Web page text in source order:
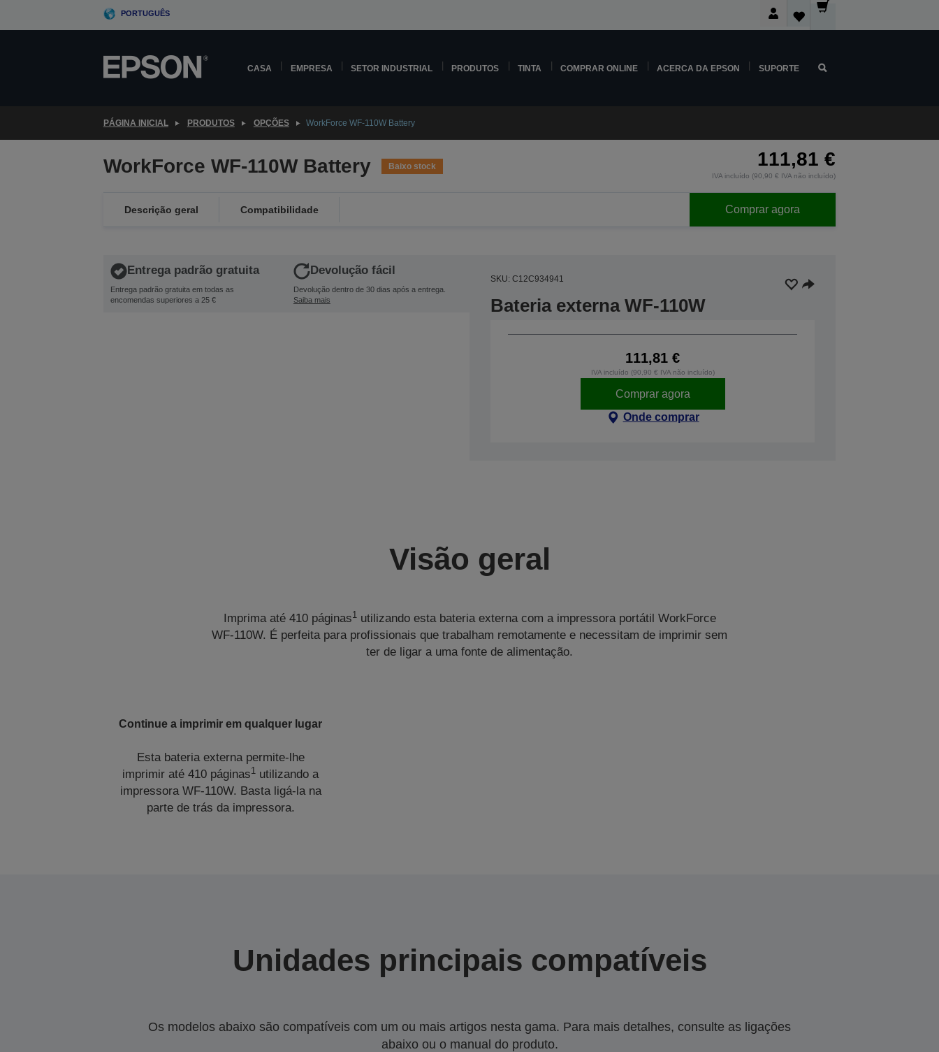
PORTUGUÊS
CASA EMPRESA SETOR INDUSTRIAL PRODUTOS TINTA COMPRAR ONLINE ACERCA DA EPSON SUPORTE
PÁGINA INICIAL PRODUTOS OPÇÕES WorkForce WF-110W Battery
WorkForce WF-110W Battery Baixo stock 111,81 €
IVA incluído (90,90 € IVA não incluído)
Descrição geral Compatibilidade Comprar agora
Entrega padrão gratuita
Entrega padrão gratuita em todas as
encomendas superiores a 25 €
Devolução fácil
Devolução dentro de 30 dias após a entrega.
Saiba mais
SKU: C12C934941
Bateria externa WF-110W
111,81 €
IVA incluído (90,90 € IVA não incluído)
Comprar agora
Onde comprar
Visão geral
Imprima até 410 páginas1utilizando esta bateria externa com a impressora portátil WorkForce
WF-110W. É perfeita para profissionais que trabalham remotamente e necessitam de imprimir sem
ter de ligar a uma fonte de alimentação.
Continue a imprimir em qualquer lugar
Esta bateria externa permite-lhe
imprimir até 410 páginas1 utilizando a
impressora WF-110W. Basta ligá-la na
parte de trás da impressora.
Unidades principais compatíveis
Os modelos abaixo são compatíveis com um ou mais artigos nesta gama. Para mais detalhes, consulte as ligações
abaixo ou o manual do produto.